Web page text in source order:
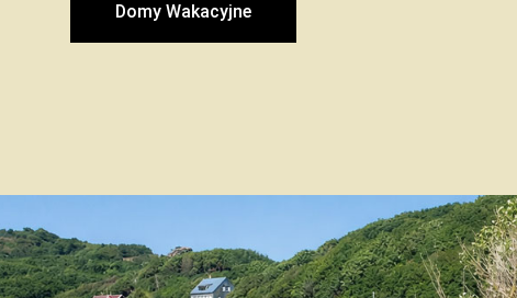
Domy Wakacyjne